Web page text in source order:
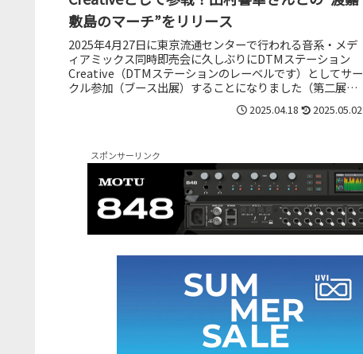
敷島のマーチ”をリリース
2025年4月27日に東京流通センターで行われる音系・メデ
ィアミックス同時即売会に久しぶりにDTMステーション
Creative（DTMステーションのレーベルです）としてサー
クル参加（ブース出展）することになりました（第二展示
2025.04.18 2025.05.02
スポンサーリンク